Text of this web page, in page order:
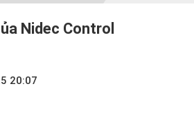
Nidec Control
20:07